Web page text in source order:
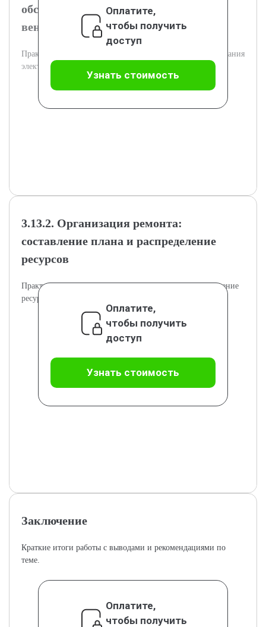
обслуживания электропривода
вентиляционной установки
Практический расчёт интервалов технического обслуживания
электропривода.
Оплатите,
чтобы получить
доступ
Узнать стоимость
3.13.2. Организация ремонта:
составление плана и распределение
ресурсов
Практическое планирование ремонтных работ и управление
ресурсами.
Оплатите,
чтобы получить
доступ
Узнать стоимость
Заключение
Краткие итоги работы с выводами и рекомендациями по
теме.
Оплатите,
чтобы получить